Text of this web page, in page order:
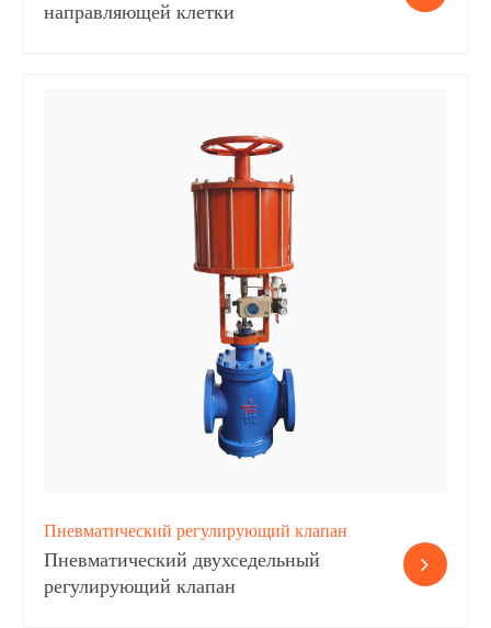
направляющей клетки
Пневматический регулирующий клапан
Пневматический двухседельный
регулирующий клапан